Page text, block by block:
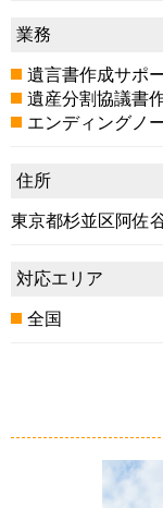
業務
遺言書作成サポ
遺産分割協議書
エンディングノ
住所
東京都杉並区阿佐
対応エリア
全国